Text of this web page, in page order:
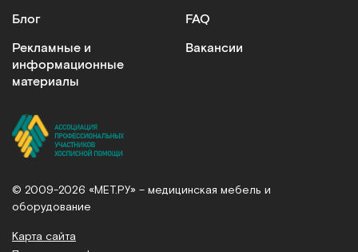
Блог
Рекламные и
информационные
материалы
FAQ
Вакансии
© 2009-2026 «МЕТ.РУ» – медицинская мебель и
оборудование
Карта сайта